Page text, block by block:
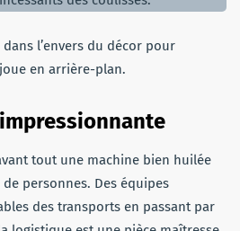
l’envers du décor pour
en arrière-plan.
tout une machine bien huilée
personnes. Des équipes
des transports en passant par